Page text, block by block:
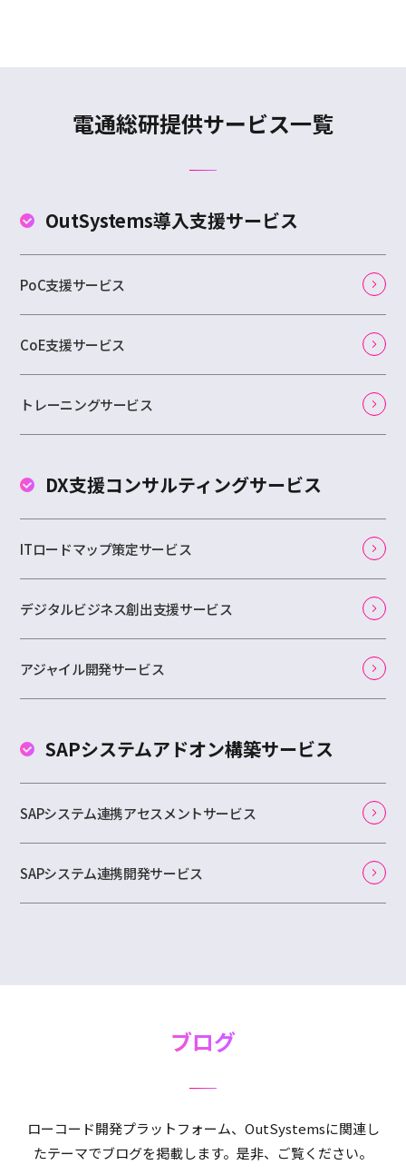
電通総研提供サービス一覧
OutSystems導入支援サービス
PoC支援サービス
CoE支援サービス
トレーニングサービス
DX支援コンサルティングサービス
ITロードマップ策定サービス
デジタルビジネス創出支援サービス
アジャイル開発サービス
SAPシステムアドオン構築サービス
SAPシステム連携アセスメントサービス
SAPシステム連携開発サービス
ブログ
ローコード開発プラットフォーム、OutSystemsに関連し
たテーマでブログを掲載します。是非、ご覧ください。